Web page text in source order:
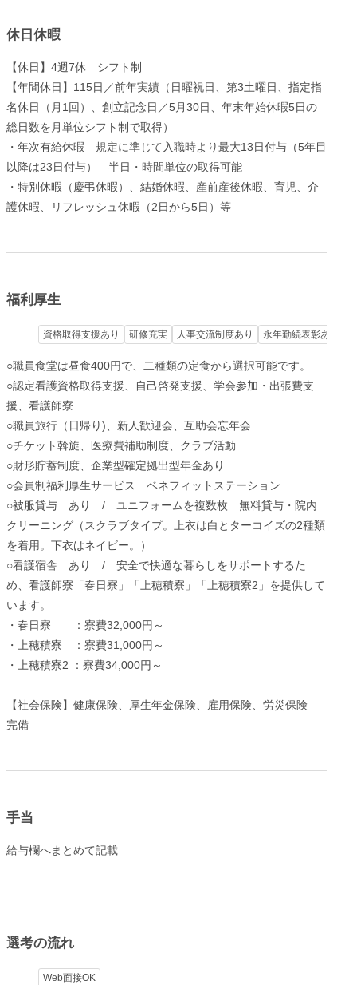
休日休暇
【休日】4週7休 シフト制
【年間休日】115日／前年実績（日曜祝日、第3土曜日、指定指
名休日（月1回）、創立記念日／5月30日、年末年始休暇5日の
総日数を月単位シフト制で取得）
・年次有給休暇 規定に準じて入職時より最大13日付与（5年目
以降は23日付与） 半日・時間単位の取得可能
・特別休暇（慶弔休暇）、結婚休暇、産前産後休暇、育児、介
護休暇、リフレッシュ休暇（2日から5日）等
福利厚生
資格取得支援あり 研修充実 人事交流制度あり 永年勤続表彰あり
○職員食堂は昼食400円で、二種類の定食から選択可能です。
○認定看護資格取得支援、自己啓発支援、学会参加・出張費支
援、看護師寮
○職員旅行（日帰り)、新人歓迎会、互助会忘年会
○チケット斡旋、医療費補助制度、クラブ活動
○財形貯蓄制度、企業型確定拠出型年金あり
○会員制福利厚生サービス ベネフィットステーション
○被服貸与 あり / ユニフォームを複数枚 無料貸与・院内
クリーニング（スクラブタイプ。上衣は白とターコイズの2種類
を着用。下衣はネイビー。）
○看護宿舎 あり / 安全で快適な暮らしをサポートするた
め、看護師寮「春日寮」「上穂積寮」「上穂積寮2」を提供して
います。
・春日寮 ：寮費32,000円～
・上穂積寮 ：寮費31,000円～
・上穂積寮2 ：寮費34,000円～
【社会保険】健康保険、厚生年金保険、雇用保険、労災保険
完備
手当
給与欄へまとめて記載
選考の流れ
Web面接OK